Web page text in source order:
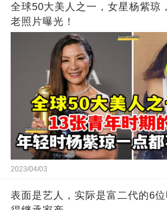
全球50大美人之一，女星杨紫琼
老照片曝光！
2023/04/03
表面是艺人，实际是富二代的6